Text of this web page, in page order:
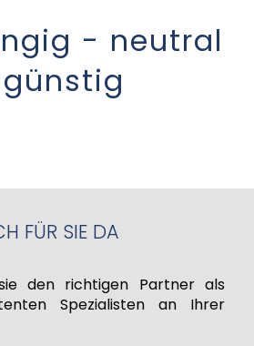
- neutral
FÜR SIE DA
den richtigen Partner als
Spezialisten an Ihrer